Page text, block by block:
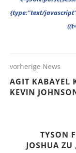
vorherige News
AGIT KABAYEL
KEVIN
TYSON
JOSHUA